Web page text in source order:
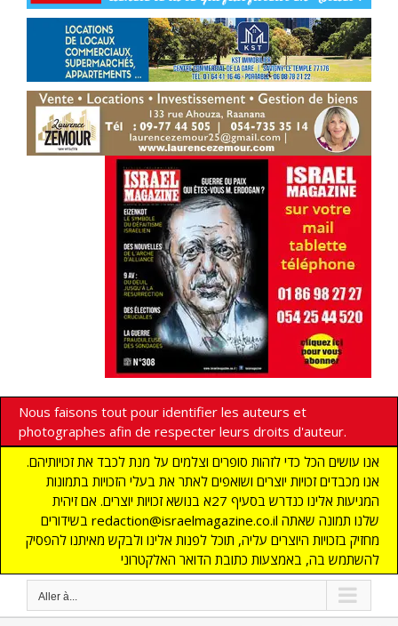
Nous faisons tout pour identifier les auteurs et
photographes afin de respecter leurs droits d'auteur.
אנו עושים הכל כדי לזהות סופרים וצלמים על מנת לכבד את זכויותיהם.
אנו מכבדים זכויות יוצרים ושואפים לאתר את בעלי הזכויות בתמונות
המגיעות אלינו כנדרש בסעיף 27א בנושא זכויות יוצרים. אם זיהית
בשידורים redaction@israelmagazine.co.il שלנו תמונה שאתה
מחזיק בזכויות היוצרים עליה, תוכל לפנות אלינו ולבקש מאיתנו להפסיק
להשתמש בה, באמצעות כתובת הדואר האלקטרוני
Aller à...